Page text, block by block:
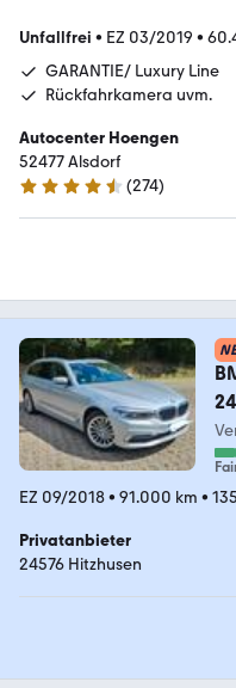
Unfallfrei • EZ 03/2019 •
GARANTIE/ Luxury Line
Rückfahrkamera uvm.
Autocenter Hoengen
52477 Alsdorf
4.5 Sterne
(274)
EZ 09/2018• 91.000 km •
Privatanbieter
24576 Hitzhusen